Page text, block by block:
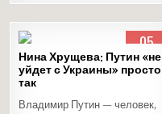
05
ФЕВ
2015
в
Нина Хрущева: Путин «не
уйдет с Украины» просто
так
Владимир Путин — человек,